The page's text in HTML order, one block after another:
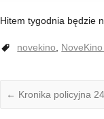
Hitem tygodnia będzie
novekino
← Kronika policyjna